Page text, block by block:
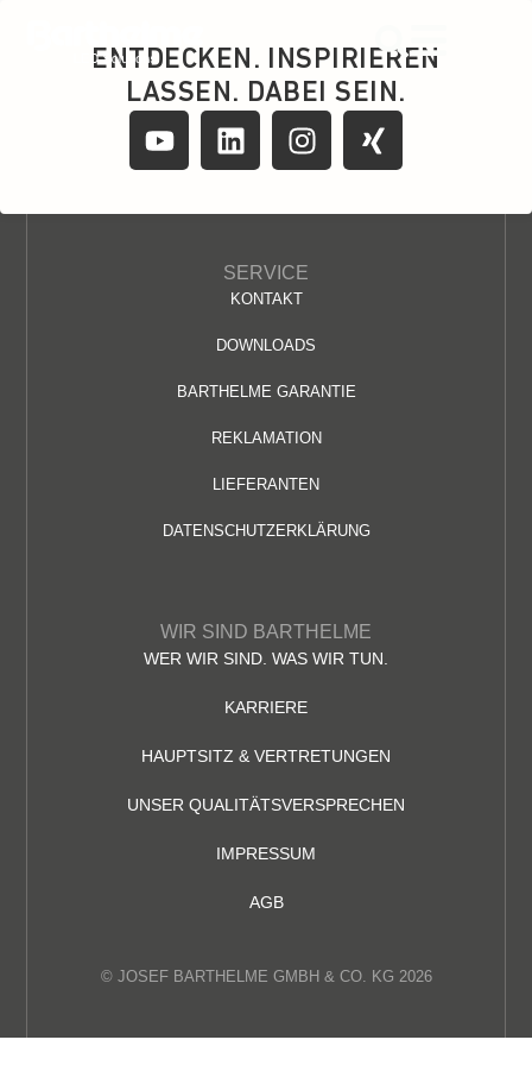
ENTDECKEN. INSPIRIEREN
LASSEN. DABEI SEIN.
SERVICE
KONTAKT
DOWNLOADS
BARTHELME GARANTIE
REKLAMATION
LIEFERANTEN
DATENSCHUTZERKLÄRUNG
WIR SIND BARTHELME
WER WIR SIND. WAS WIR TUN.
KARRIERE
HAUPTSITZ & VERTRETUNGEN
UNSER QUALITÄTSVERSPRECHEN
IMPRESSUM
AGB
© JOSEF BARTHELME GMBH & CO. KG 2026